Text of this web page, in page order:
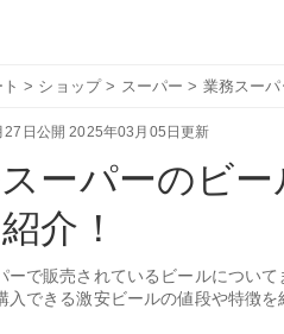
> ショップ > スーパー > 業務スー
日公開 2025年03月05日更新
ーパーのビ
介！
ーで販売されているビールについ
入できる激安ビールの値段や特徴